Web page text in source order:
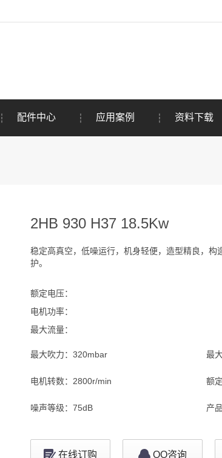
配件中心 应用案例 资料下载
2HB 930 H37 18.5Kw
稳定高真空，低噪运行，机身轻便，造型精良，
护。
额定电压：
电机功率：
最大流量：
最大吹力： 320mbar 最
电机转数： 2800r/min 额
噪声等级： 75dB 产
在线订购 QQ咨询